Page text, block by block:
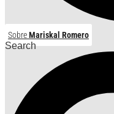
SobreMariskal Romero
Search